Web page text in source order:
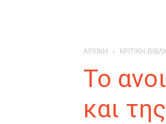
ΑΡΧΙΚΗ ΚΡΙΤΙΚΗ
Το
και